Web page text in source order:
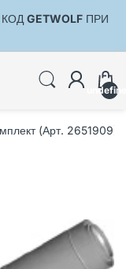
GETWOLF ПРИ
(Арт. 2651909)